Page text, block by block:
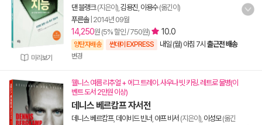
미리보기
댄 블랭크(지은이), 김용진 이용수(옮긴이)
푸른솔| 2014년 09월
14,250원 (5% 할인 / 750원) 10.0
양탄자배송 썬데이 EXPRESS 내일 (월) 아침 7시 출근전 배송
변경
웰니스 여름 리추얼 + 에그 트레이. 사우나 빗 키링. 레트로 물병(이
벤트 도서 2만원 이상)
데니스 베르캄프 자서전
데니스 베르캄프, 데이비드 빈너 야프 비서 (지은이), 이성모(옮긴